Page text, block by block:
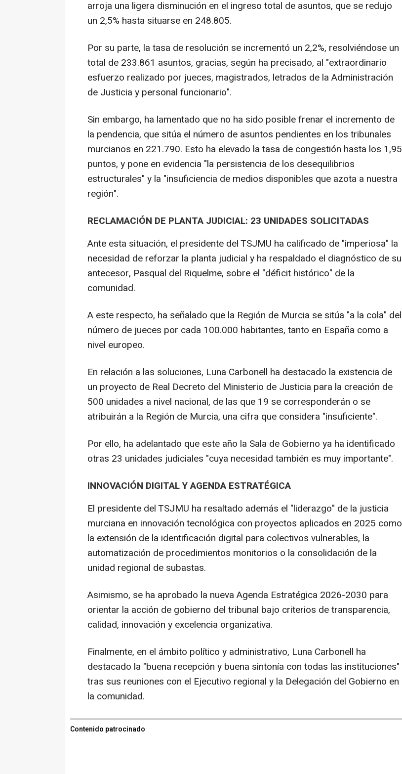
arroja una ligera disminución en el ingreso total de asuntos, que se redujo
un 2,5% hasta situarse en 248.805.
Por su parte, la tasa de resolución se incrementó un 2,2%, resolviéndose un
total de 233.861 asuntos, gracias, según ha precisado, al "extraordinario
esfuerzo realizado por jueces, magistrados, letrados de la Administración
de Justicia y personal funcionario".
Sin embargo, ha lamentado que no ha sido posible frenar el incremento de
la pendencia, que sitúa el número de asuntos pendientes en los tribunales
murcianos en 221.790. Esto ha elevado la tasa de congestión hasta los 1,95
puntos, y pone en evidencia "la persistencia de los desequilibrios
estructurales" y la "insuficiencia de medios disponibles que azota a nuestra
región".
RECLAMACIÓN DE PLANTA JUDICIAL: 23 UNIDADES SOLICITADAS
Ante esta situación, el presidente del TSJMU ha calificado de "imperiosa" la
necesidad de reforzar la planta judicial y ha respaldado el diagnóstico de su
antecesor, Pasqual del Riquelme, sobre el "déficit histórico" de la
comunidad.
A este respecto, ha señalado que la Región de Murcia se sitúa "a la cola" del
número de jueces por cada 100.000 habitantes, tanto en España como a
nivel europeo.
En relación a las soluciones, Luna Carbonell ha destacado la existencia de
un proyecto de Real Decreto del Ministerio de Justicia para la creación de
500 unidades a nivel nacional, de las que 19 se corresponderán o se
atribuirán a la Región de Murcia, una cifra que considera "insuficiente".
Por ello, ha adelantado que este año la Sala de Gobierno ya ha identificado
otras 23 unidades judiciales "cuya necesidad también es muy importante".
INNOVACIÓN DIGITAL Y AGENDA ESTRATÉGICA
El presidente del TSJMU ha resaltado además el "liderazgo" de la justicia
murciana en innovación tecnológica con proyectos aplicados en 2025 como
la extensión de la identificación digital para colectivos vulnerables, la
automatización de procedimientos monitorios o la consolidación de la
unidad regional de subastas.
Asimismo, se ha aprobado la nueva Agenda Estratégica 2026-2030 para
orientar la acción de gobierno del tribunal bajo criterios de transparencia,
calidad, innovación y excelencia organizativa.
Finalmente, en el ámbito político y administrativo, Luna Carbonell ha
destacado la "buena recepción y buena sintonía con todas las instituciones"
tras sus reuniones con el Ejecutivo regional y la Delegación del Gobierno en
la comunidad.
Contenido patrocinado